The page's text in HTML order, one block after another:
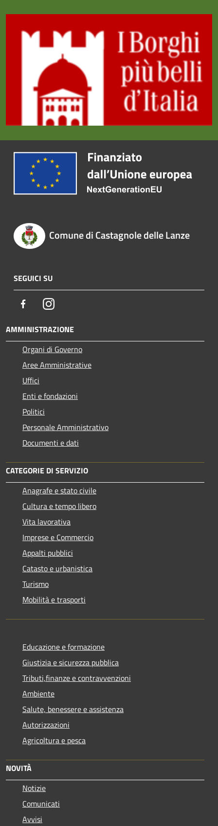
Comune di Castagnole delle Lanze
SEGUICI SU
FacebookInstagram
AMMINISTRAZIONE
Organi di Governo
Aree Amministrative
Uffici
Enti e fondazioni
Politici
Personale Amministrativo
Documenti e dati
CATEGORIE DI SERVIZIO
Anagrafe e stato civile
Cultura e tempo libero
Vita lavorativa
Imprese e Commercio
Appalti pubblici
Catasto e urbanistica
Turismo
Mobilità e trasporti
Educazione e formazione
Giustizia e sicurezza pubblica
Tributi,finanze e contravvenzioni
Ambiente
Salute, benessere e assistenza
Autorizzazioni
Agricoltura e pesca
NOVITÀ
Notizie
Comunicati
Avvisi